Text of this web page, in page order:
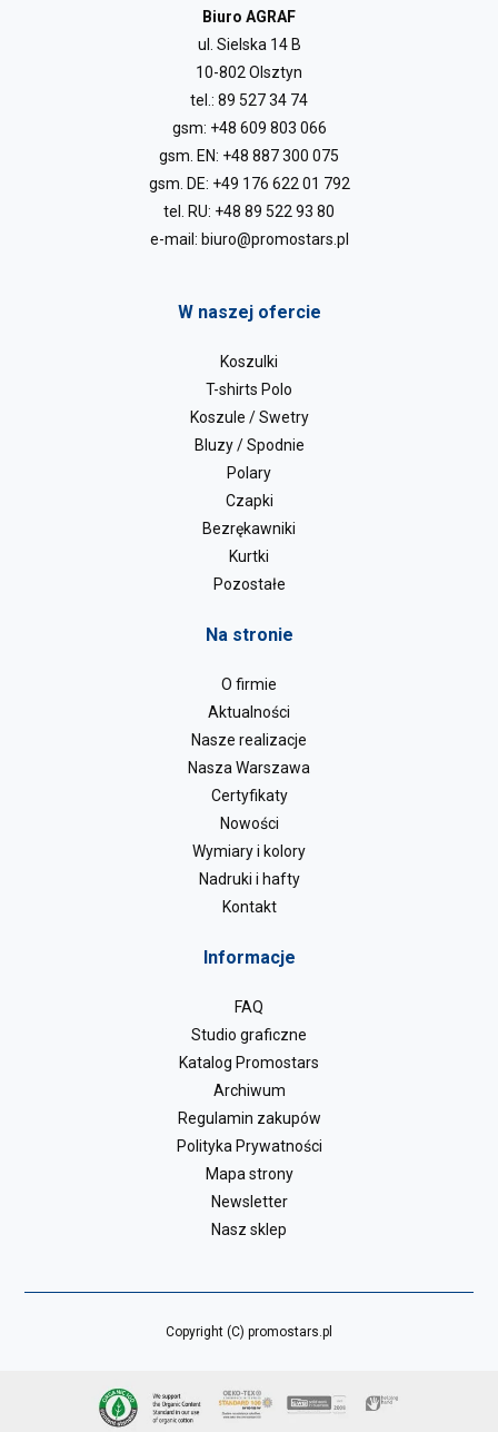
Biuro AGRAF
ul. Sielska 14 B
10-802 Olsztyn
tel.: 89 527 34 74
gsm: +48 609 803 066
gsm. EN: +48 887 300 075
gsm. DE: +49 176 622 01 792
tel. RU: +48 89 522 93 80
e-mail: biuro@promostars.pl
W naszej ofercie
Koszulki
T-shirts Polo
Koszule / Swetry
Bluzy / Spodnie
Polary
Czapki
Bezrękawniki
Kurtki
Pozostałe
Na stronie
O firmie
Aktualności
Nasze realizacje
Nasza Warszawa
Certyfikaty
Nowości
Wymiary i kolory
Nadruki i hafty
Kontakt
Informacje
FAQ
Studio graficzne
Katalog Promostars
Archiwum
Regulamin zakupów
Polityka Prywatności
Mapa strony
Newsletter
Nasz sklep
Copyright (C) promostars.pl